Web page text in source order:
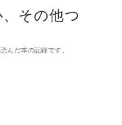
その他つ
んだ本の記録です。